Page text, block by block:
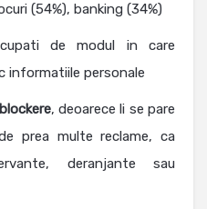
(54%), banking (34%)
de modul in care
informatiile personale
, deoarece li se pare
prea multe reclame, ca
deranjante sau